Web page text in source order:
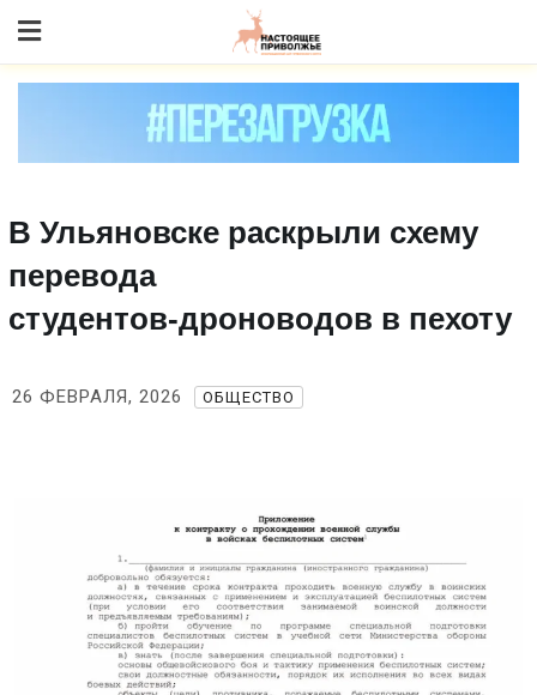
to content
В Ульяновске раскрыли схему
перевода
студентов‑дроноводов в пехоту
26 ФЕВРАЛЯ, 2026 ОБЩЕСТВО